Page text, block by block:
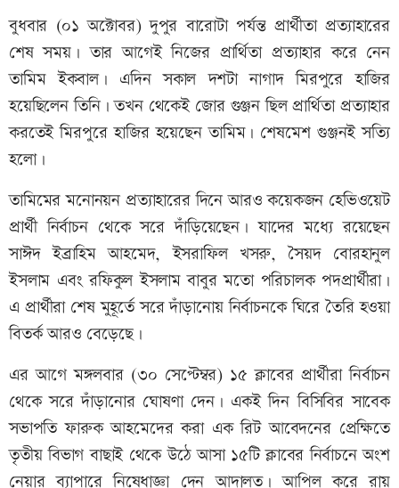
বুধবার (০১ অক্টোবর) দুপুর বারোটা পর্যন্ত প্রার্থীতা প্রত্যাহারের
শেষ সময়। তার আগেই নিজের প্রার্থিতা প্রত্যাহার করে নেন
তামিম ইকবাল। এদিন সকাল দশটা নাগাদ মিরপুরে হাজির
হয়েছিলেন তিনি। তখন থেকেই জোর গুঞ্জন ছিল প্রার্থিতা প্রত্যাহার
করতেই মিরপুরে হাজির হয়েছেন তামিম। শেষমেশ গুঞ্জনই সত্যি
হলো।
তামিমের মনোনয়ন প্রত্যাহারের দিনে আরও কয়েকজন হেভিওয়েট
প্রার্থী নির্বাচন থেকে সরে দাঁড়িয়েছেন। যাদের মধ্যে রয়েছেন
সাঈদ ইব্রাহিম আহমেদ, ইসরাফিল খসরু, সৈয়দ বোরহানুল
ইসলাম এবং রফিকুল ইসলাম বাবুর মতো পরিচালক পদপ্রার্থীরা।
এ প্রার্থীরা শেষ মুহূর্তে সরে দাঁড়ানোয় নির্বাচনকে ঘিরে তৈরি হওয়া
বিতর্ক আরও বেড়েছে।
এর আগে মঙ্গলবার (৩০ সেপ্টেম্বর) ১৫ ক্লাবের প্রার্থীরা নির্বাচন
থেকে সরে দাঁড়ানোর ঘোষণা দেন। একই দিন বিসিবির সাবেক
সভাপতি ফারুক আহমেদের করা এক রিট আবেদনের প্রেক্ষিতে
তৃতীয় বিভাগ বাছাই থেকে উঠে আসা ১৫টি ক্লাবের নির্বাচনে অংশ
নেয়ার ব্যাপারে নিষেধাজ্ঞা দেন আদালত। আপিল করে রায়